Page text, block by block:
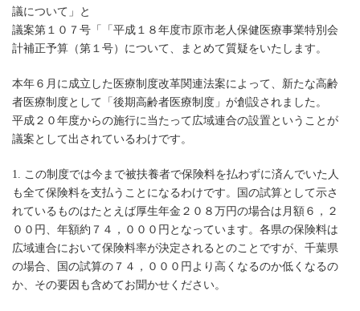
議について」と
議案第１０７号「「平成１８年度市原市老人保健医療事業特別会
計補正予算（第１号）について、まとめて質疑をいたします。
本年６月に成立した医療制度改革関連法案によって、新たな高齢
者医療制度として「後期高齢者医療制度」が創設されました。
平成２０年度からの施行に当たって広域連合の設置ということが
議案として出されているわけです。
1. この制度では今まで被扶養者で保険料を払わずに済んでいた人
も全て保険料を支払うことになるわけです。国の試算として示さ
れているものはたとえば厚生年金２０８万円の場合は月額６，２
００円、年額約７４，０００円となっています。各県の保険料は
広域連合において保険料率が決定されるとのことですが、千葉県
の場合、国の試算の７４，０００円より高くなるのか低くなるの
か、その要因も含めてお聞かせください。